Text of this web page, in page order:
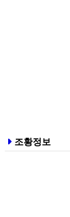
조황정보